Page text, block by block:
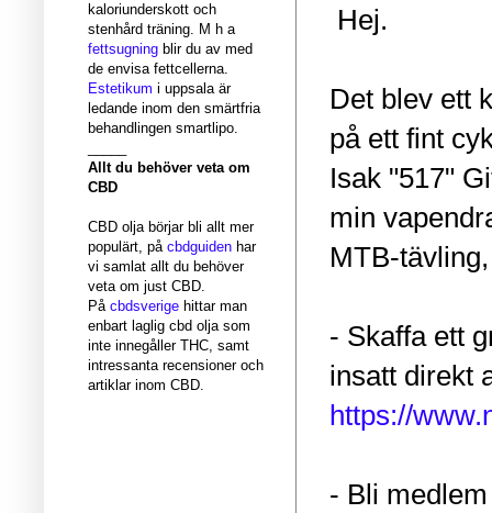
Hej.
Det blev ett
på ett fint
Isak "517"
min
MTB-
- Skaffa ett
insatt direkt
https://
- Bli
kaloriunderskott och
stenhård träning. M h a
fettsugning blir du av med
de envisa fettcellerna.
Estetikum i uppsala är
ledande inom den smärtfria
behandlingen smartlipo.
Allt du behöver veta om
CBD
CBD olja börjar bli allt mer
populärt, påcbdguiden har
vi samlat allt du behöver
veta om just CBD.
På cbdsverige hittar man
enbart laglig cbd olja som
inte innegåller THC, samt
intressanta recensioner och
artiklar inom CBD.